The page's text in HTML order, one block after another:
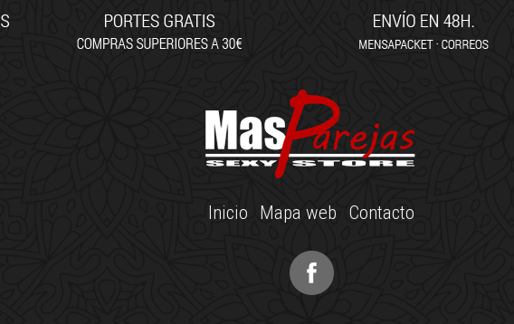
Inicio Mapa web Contacto